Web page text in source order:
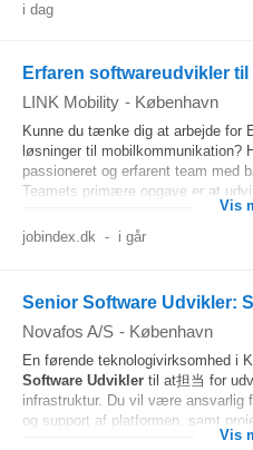
i dag
Erfaren softwareudvikler
LINK Mobility - København
Kunne du tænke dig at arbejde for
løsninger til mobilkommunikation?
passioneret og erfarent team med
Teamets primære opgave er at
Vis
jobindex.dk - i går
Senior Software Udvikler:
Novafos A/S - København
En førende teknologivirksomhed i
Software Udvikler til at担当 for
infrastruktur. Du vil være ansvarlig
og support af platformen, samt
Vis